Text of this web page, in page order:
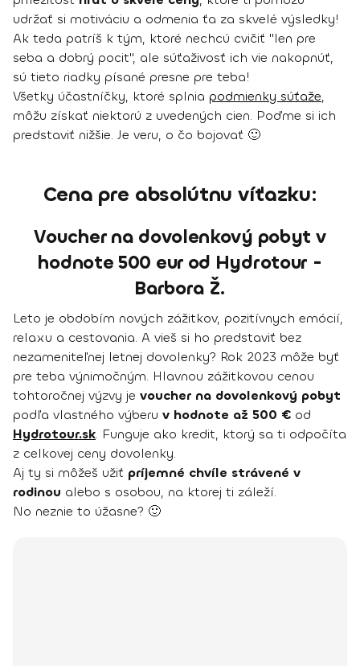
udržať si motiváciu a odmenia ťa za skvelé výsledky!
Ak teda patríš k tým, ktoré nechcú cvičiť "len pre
seba a dobrý pocit", ale súťaživosť ich vie nakopnúť,
sú tieto riadky písané presne pre teba!
Všetky účastníčky, ktoré splnia podmienky súťaže,
môžu získať niektorú z uvedených cien. Poďme si ich
predstaviť nižšie. Je veru, o čo bojovať 🙂
Cena pre absolútnu víťazku:
Voucher na dovolenkový pobyt v
hodnote 500 eur od Hydrotour -
Barbora Ž.
Leto je obdobím nových zážitkov, pozitívnych emócií,
relaxu a cestovania. A vieš si ho predstaviť bez
nezameniteľnej letnej dovolenky? Rok 2023 môže byť
pre teba výnimočným. Hlavnou zážitkovou cenou
tohtoročnej výzvy je voucher na dovolenkový pobyt
podľa vlastného výberu v hodnote až 500 € od
Hydrotour.sk. Funguje ako kredit, ktorý sa ti odpočíta
z celkovej ceny dovolenky.
Aj ty si môžeš užiť príjemné chvíle strávené v
rodinou alebo s osobou, na ktorej ti záleží.
No neznie to úžasne? 🙂